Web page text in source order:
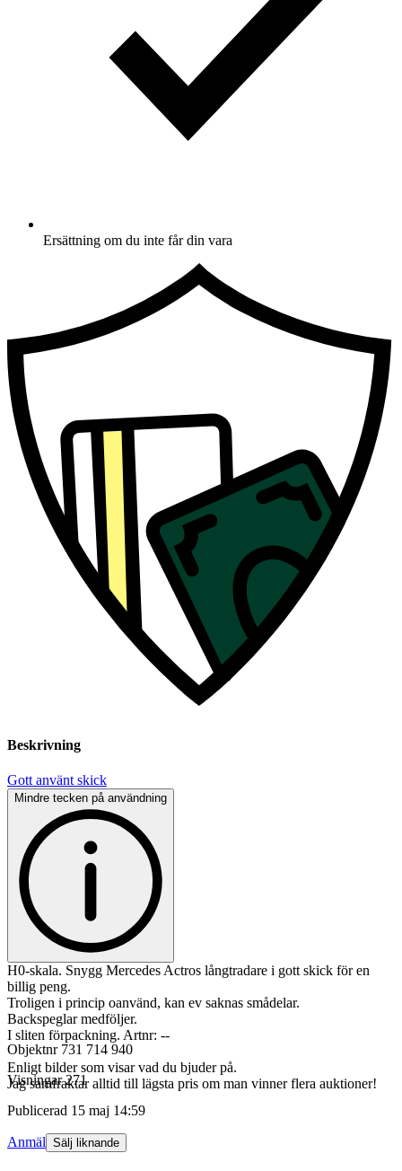
Ersättning om du inte får din vara
Beskrivning
Gott använt skick
Mindre tecken på användning
H0-skala. Snygg Mercedes Actros långtradare i gott skick för en
billig peng.
Troligen i princip oanvänd, kan ev saknas smådelar.
Backspeglar medföljer.
I sliten förpackning. Artnr: --
Enligt bilder som visar vad du bjuder på.
Jag samfraktar alltid till lägsta pris om man vinner flera auktioner!
Objektnr 731 714 940
Visningar 271
Publicerad 15 maj 14:59
Anmäl Sälj liknande